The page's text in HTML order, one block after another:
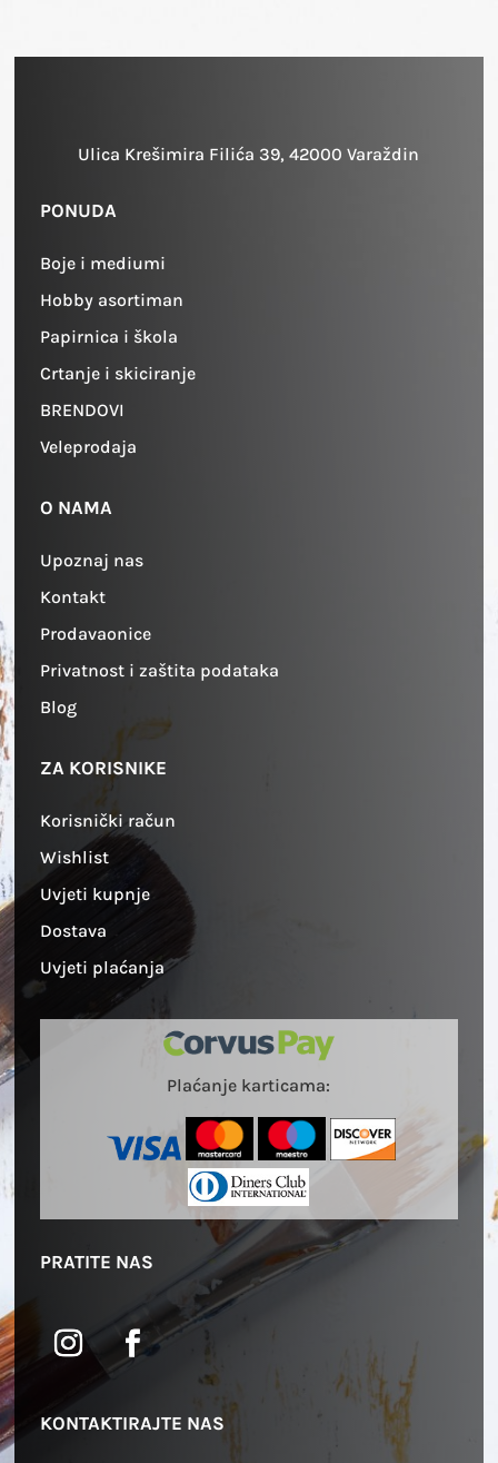
Ulica Krešimira Filića 39, 42000 Varaždin
PONUDA
Boje i mediumi
Hobby asortiman
Papirnica i škola
Crtanje i skiciranje
BRENDOVI
Veleprodaja
O NAMA
Upoznaj nas
Kontakt
Prodavaonice
Privatnost i zaštita podataka
Blog
ZA KORISNIKE
Korisnički račun
Wishlist
Uvjeti kupnje
Dostava
Uvjeti plaćanja
Plaćanje karticama:
PRATITE NAS
KONTAKTIRAJTE NAS